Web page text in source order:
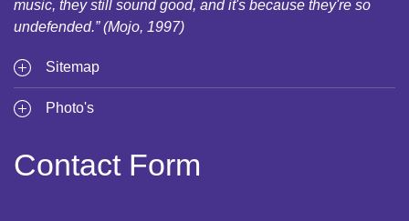
music, they still sound good, and it's because they're so
undefended.” (Mojo, 1997)
Sitemap
Photo's
Contact Form